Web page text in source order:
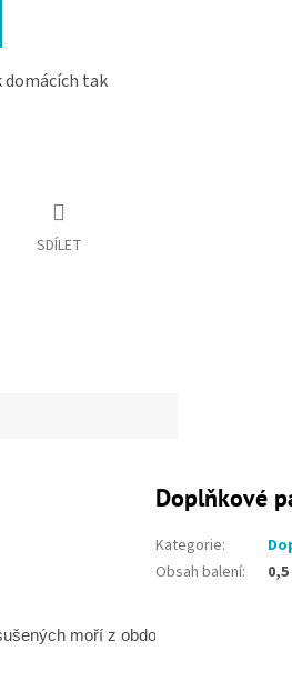
domácích tak
SDÍLET
moří z období Permu.
Doplňkové
Kategorie:
Obsah balení: